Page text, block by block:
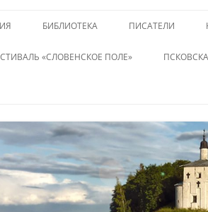
БИБЛИОТЕКА ПИСАТЕЛИ
«СЛОВЕНСКОЕ ПОЛЕ»